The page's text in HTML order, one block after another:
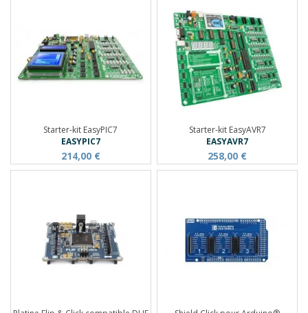
Starter-kit EasyPIC7
EASYPIC7
214,00 €
Starter-kit EasyAVR7
EASYAVR7
258,00 €